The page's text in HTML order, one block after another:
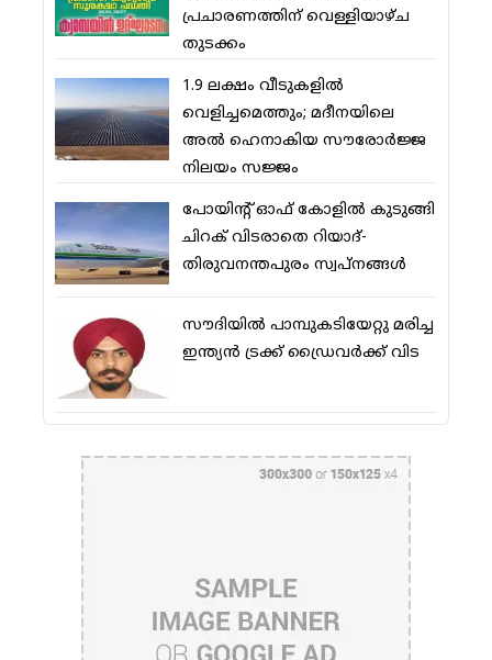
പ്രചാരണത്തിന് വെള്ളിയാഴ്ച
തുടക്കം
1.9 ലക്ഷം വീടുകളില്‍
വെളിച്ചമെത്തും; മദീനയിലെ
അല്‍ ഹെനാകിയ സൗരോര്‍ജ്ജ
നിലയം സജ്ജം
പോയിന്റ് ഓഫ് കോളില്‍ കുടുങ്ങി
ചിറക് വിടരാതെ റിയാദ്-
തിരുവനന്തപുരം സ്വപ്നങ്ങള്‍
സൗദിയിൽ പാമ്പുകടിയേറ്റു മരിച്ച
ഇന്ത്യൻ ട്രക്ക് ഡ്രൈവർക്ക് വിട